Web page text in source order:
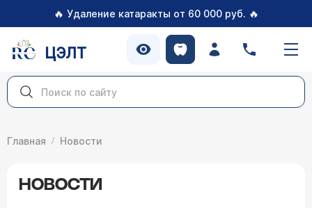
🔥 Удаление катаракты от 60 000 руб. 🔥
ЦЭЛТ
Главная Новости
НОВОСТИ